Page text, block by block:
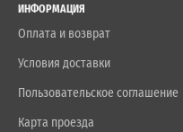
ИНФОРМАЦИЯ
Оплата и возврат
Условия доставки
Пользовательское соглашение
Карта проезда